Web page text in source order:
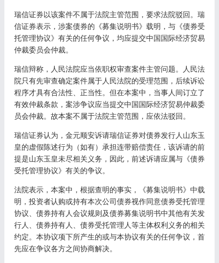
瑞信证券以该案件不属于法院主管范围，要求法院驳回。瑞
信证券表示，涉案债券的《募集说明书》载明，与《债券受
托管理协议》有关的任何争议，均应提交中国国际经济贸易
仲裁委员会仲裁。
瑞信辩称，人民法院应当依职权审查案件主管问题。人民法
院只有先审查确定案件属于人民法院的受理范围，后续诉讼
程序才具有合法性、正当性。但在本案中，当事人间订立了
有效仲裁条款，案涉争议应当提交中国国际经济贸易仲裁委
员会仲裁。故本案不属于法院主管范围，应依法驳回。
瑞信证券认为，金元顺安诉请瑞信证券对债券发行人山东玉
皇的虚假陈述行为（如有）承担连带赔偿责任，该诉请的前
提是山东玉皇未尽相关义务，因此，前述诉请应属与《债券
受托管理协议》有关的争议。
法院表示，本案中，根据查明的事实，《募集说明书》中载
明，投资者认购或持有本次公司债券视作同意债券受托管理
协议、债券持有人会议规则及债券募集说明书中其他有关发
行人、债券持有人、债券受托管理人等主体权利义务的相关
约定。本协议项下所产生的或与本协议有关的任何争议，首
先应在争议各方之间协商解决。